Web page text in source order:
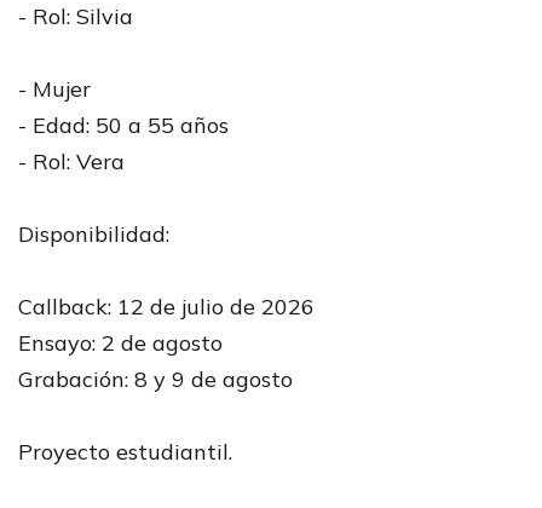
- Rol: Silvia
- Mujer
- Edad: 50 a 55 años
- Rol: Vera
Disponibilidad:
Callback: 12 de julio de 2026
Ensayo: 2 de agosto
Grabación: 8 y 9 de agosto
Proyecto estudiantil.